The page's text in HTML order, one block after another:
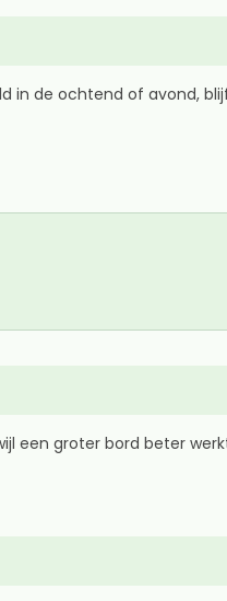
in de ochtend of avond,
een groter bord beter